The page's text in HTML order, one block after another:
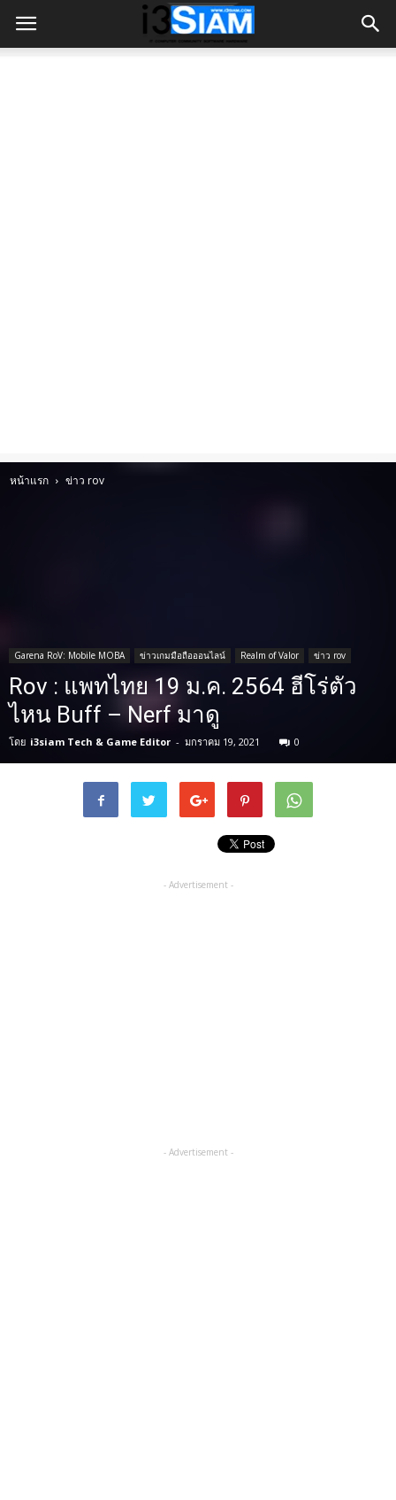
หน้าแรก ข่าว rov
Garena RoV: Mobile MOBA ข่าวเกมมือถือออนไลน์ Realm of Valor ข่าว rov
Rov : แพทไทย 19 ม.ค. 2564 ฮีโร่ตัว
ไหน Buff – Nerf มาดู
โดย i3siam Tech & Game Editor - มกราคม 19, 2021 0
- Advertisement -
- Advertisement -